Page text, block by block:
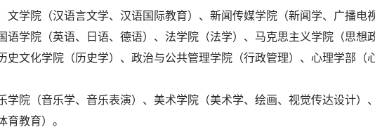
文学院（汉语言文学、汉语国际教育）、新闻传媒学院（新闻学、广播电
语学院（英语、日语、德语）、法学院（法学）、马克思主义学院（思想
史文化学院（历史学）、政治与公共管理学院（行政管理）、心理学部（
学院（音乐学、音乐表演）、美术学院（美术学、绘画、视觉传达设计）
育教育）。